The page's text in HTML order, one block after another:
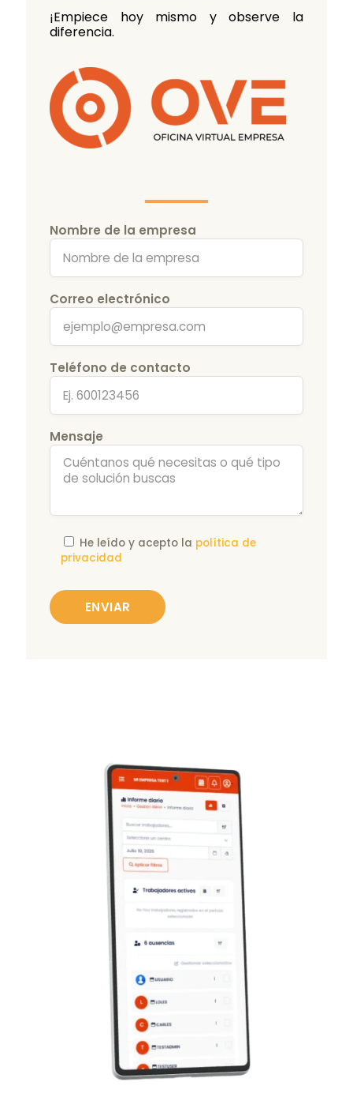
¡Empiece hoy mismo y observe la
diferencia.
Nombre de la empresa
Correo electrónico
Teléfono de contacto
Mensaje
He leído y acepto la política de
privacidad